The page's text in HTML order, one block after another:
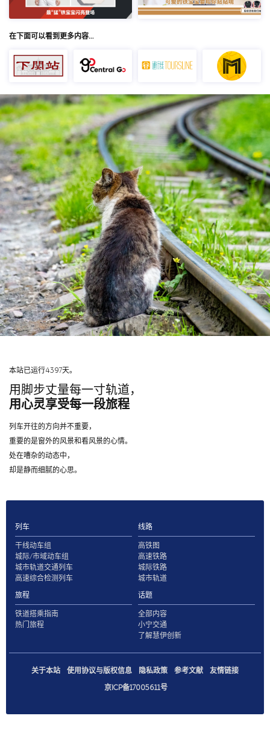
在下面可以看到更多内容…
本站已运行4397天。
用脚步丈量每一寸轨道，
用心灵享受每一段旅程
列车开往的方向并不重要，
重要的是窗外的风景和看风景的心情。
处在嘈杂的动态中，
却是静而细腻的心思。
列车
干线动车组
城际/市域动车组
城市轨道交通列车
高速综合检测列车
线路
高铁图
高速铁路
城际铁路
城市轨道
旅程
铁道搭乘指南
热门旅程
话题
全部内容
小宁交通
了解慧伊创新
关于本站 使用协议与版权信息 隐私政策 参考文献
友情链接
京ICP备17005611号